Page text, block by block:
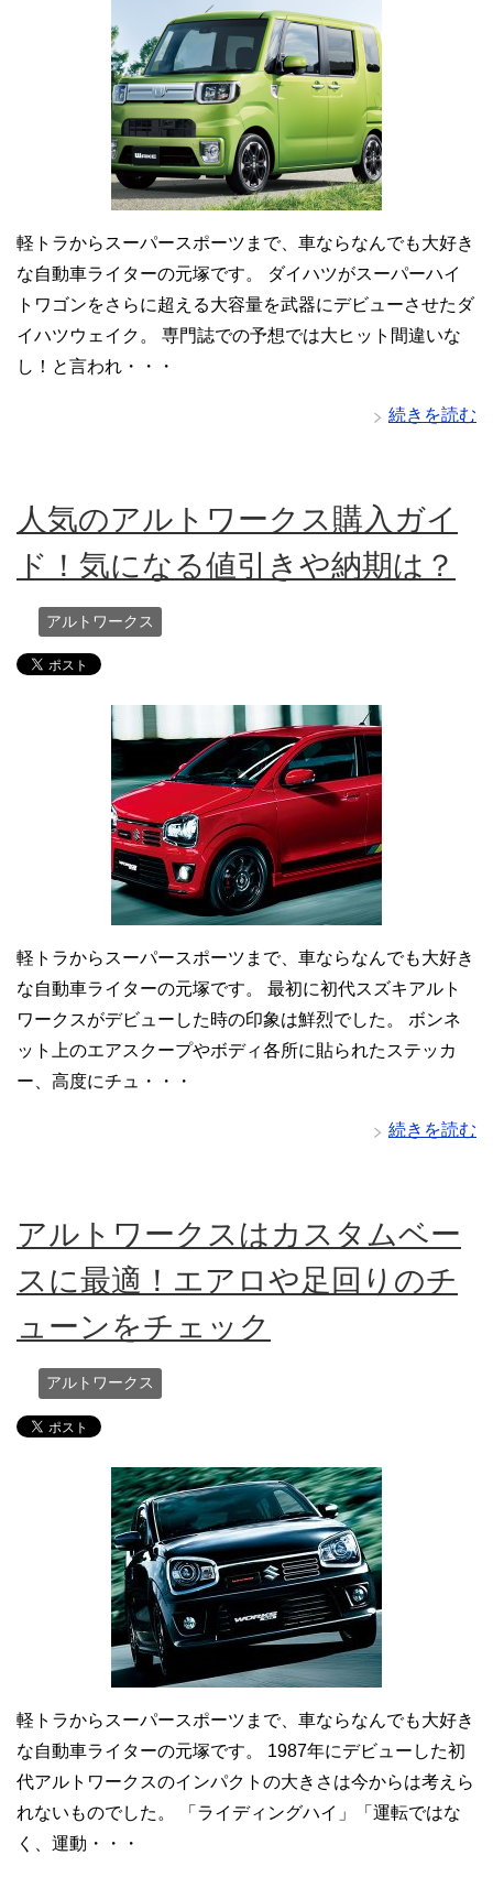
軽トラからスーパースポーツまで、車ならなんでも大好き
な自動車ライターの元塚です。 ダイハツがスーパーハイ
トワゴンをさらに超える大容量を武器にデビューさせたダ
イハツウェイク。 専門誌での予想では大ヒット間違いな
し！と言われ・・・
続きを読む
人気のアルトワークス購入ガイ
ド！気になる値引きや納期は？
アルトワークス
軽トラからスーパースポーツまで、車ならなんでも大好き
な自動車ライターの元塚です。 最初に初代スズキアルト
ワークスがデビューした時の印象は鮮烈でした。 ボンネ
ット上のエアスクープやボディ各所に貼られたステッカ
ー、高度にチュ・・・
続きを読む
アルトワークスはカスタムベー
スに最適！エアロや足回りのチ
ューンをチェック
アルトワークス
軽トラからスーパースポーツまで、車ならなんでも大好き
な自動車ライターの元塚です。 1987年にデビューした初
代アルトワークスのインパクトの大きさは今からは考えら
れないものでした。 「ライディングハイ」「運転ではな
く、運動・・・